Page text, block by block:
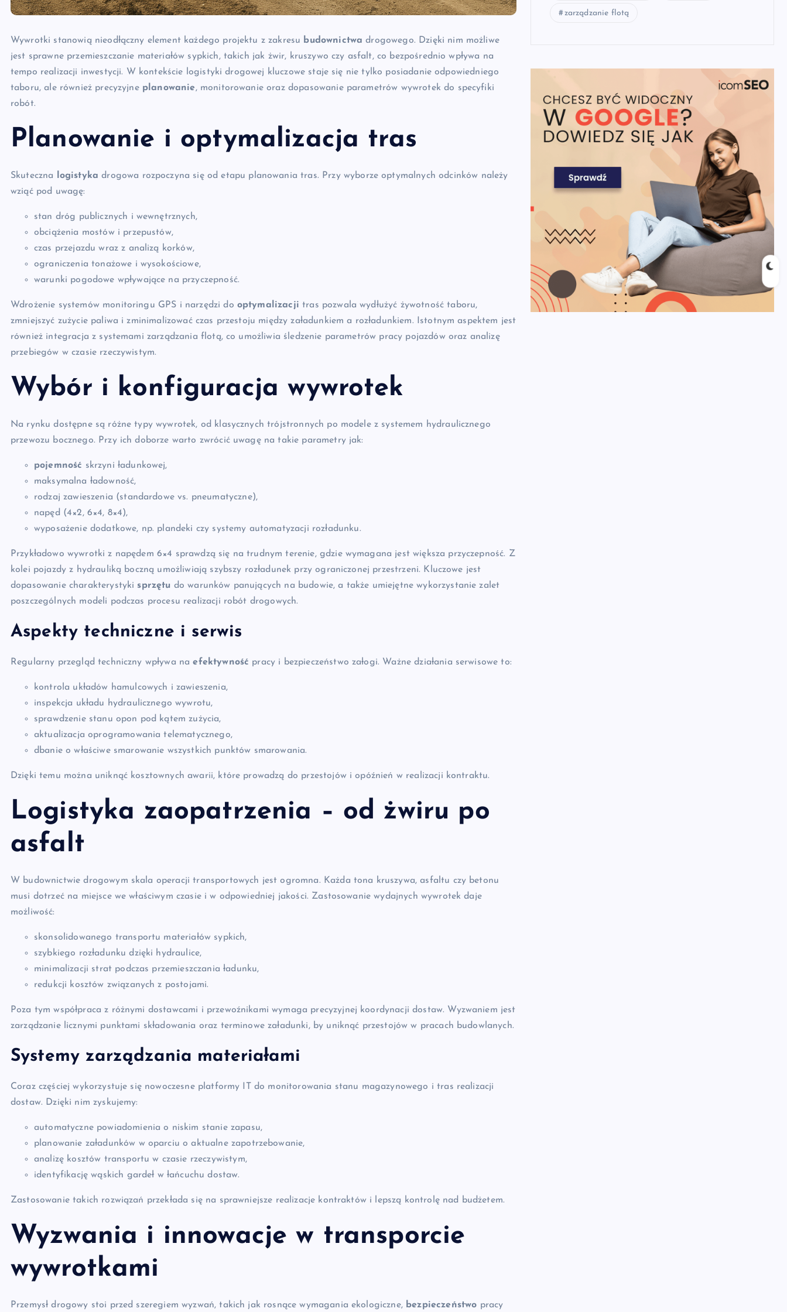
Wywrotki stanowią nieodłączny element każdego projektu z zakresu budownictwa drogowego. Dzięki nim możliwe
jest sprawne przemieszczanie materiałów sypkich, takich jak żwir, kruszywo czy asfalt, co bezpośrednio wpływa na
tempo realizacji inwestycji. W kontekście logistyki drogowej kluczowe staje się nie tylko posiadanie odpowiedniego
taboru, ale również precyzyjne planowanie, monitorowanie oraz dopasowanie parametrów wywrotek do specyfiki
robót.
Planowanie i optymalizacja tras
Skuteczna logistyka drogowa rozpoczyna się od etapu planowania tras. Przy wyborze optymalnych odcinków należy
wziąć pod uwagę:
stan dróg publicznych i wewnętrznych,
obciążenia mostów i przepustów,
czas przejazdu wraz z analizą korków,
ograniczenia tonażowe i wysokościowe,
warunki pogodowe wpływające na przyczepność.
Wdrożenie systemów monitoringu GPS i narzędzi do optymalizacji tras pozwala wydłużyć żywotność taboru,
zmniejszyć zużycie paliwa i zminimalizować czas przestoju między załadunkiem a rozładunkiem. Istotnym aspektem jest
również integracja z systemami zarządzania flotą, co umożliwia śledzenie parametrów pracy pojazdów oraz analizę
przebiegów w czasie rzeczywistym.
Wybór i konfiguracja wywrotek
Na rynku dostępne są różne typy wywrotek, od klasycznych trójstronnych po modele z systemem hydraulicznego
przewozu bocznego. Przy ich doborze warto zwrócić uwagę na takie parametry jak:
pojemność skrzyni ładunkowej,
maksymalna ładowność,
rodzaj zawieszenia (standardowe vs. pneumatyczne),
napęd (4×2, 6×4, 8×4),
wyposażenie dodatkowe, np. plandeki czy systemy automatyzacji rozładunku.
Przykładowo wywrotki z napędem 6×4 sprawdzą się na trudnym terenie, gdzie wymagana jest większa przyczepność. Z
kolei pojazdy z hydrauliką boczną umożliwiają szybszy rozładunek przy ograniczonej przestrzeni. Kluczowe jest
dopasowanie charakterystyki sprzętu do warunków panujących na budowie, a także umiejętne wykorzystanie zalet
poszczególnych modeli podczas procesu realizacji robót drogowych.
Aspekty techniczne i serwis
Regularny przegląd techniczny wpływa naefektywność pracy i bezpieczeństwo załogi. Ważne działania serwisowe to:
kontrola układów hamulcowych i zawieszenia,
inspekcja układu hydraulicznego wywrotu,
sprawdzenie stanu opon pod kątem zużycia,
aktualizacja oprogramowania telematycznego,
dbanie o właściwe smarowanie wszystkich punktów smarowania.
Dzięki temu można uniknąć kosztownych awarii, które prowadzą do przestojów i opóźnień w realizacji kontraktu.
Logistyka zaopatrzenia – od żwiru po
asfalt
W budownictwie drogowym skala operacji transportowych jest ogromna. Każda tona kruszywa, asfaltu czy betonu
musi dotrzeć na miejsce we właściwym czasie i w odpowiedniej jakości. Zastosowanie wydajnych wywrotek daje
możliwość:
skonsolidowanego transportu materiałów sypkich,
szybkiego rozładunku dzięki hydraulice,
minimalizacji strat podczas przemieszczania ładunku,
redukcji kosztów związanych z postojami.
Poza tym współpraca z różnymi dostawcami i przewoźnikami wymaga precyzyjnej koordynacji dostaw. Wyzwaniem jest
zarządzanie licznymi punktami składowania oraz terminowe załadunki, by uniknąć przestojów w pracach budowlanych.
Systemy zarządzania materiałami
Coraz częściej wykorzystuje się nowoczesne platformy IT do monitorowania stanu magazynowego i tras realizacji
dostaw. Dzięki nim zyskujemy:
automatyczne powiadomienia o niskim stanie zapasu,
planowanie załadunków w oparciu o aktualne zapotrzebowanie,
analizę kosztów transportu w czasie rzeczywistym,
identyfikację wąskich gardeł w łańcuchu dostaw.
Zastosowanie takich rozwiązań przekłada się na sprawniejsze realizacje kontraktów i lepszą kontrolę nad budżetem.
Wyzwania i innowacje w transporcie
wywrotkami
Przemysł drogowy stoi przed szeregiem wyzwań, takich jak rosnące wymagania ekologiczne, bezpieczeństwo pracy
zarządzanie flotą